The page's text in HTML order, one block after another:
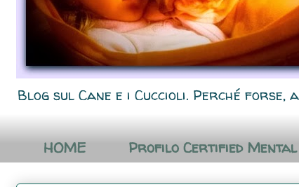
Blog sul Cane e i Cuccioli. Perché
HOME Profilo Certified Mental